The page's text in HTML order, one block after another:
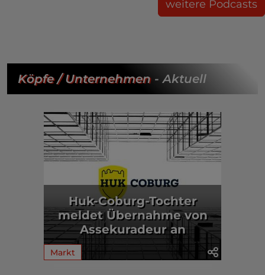
weitere Podcasts
Köpfe / Unternehmen- Aktuell
Huk-Coburg-Tochter
meldet Übernahme von
Assekuradeur an
Markt